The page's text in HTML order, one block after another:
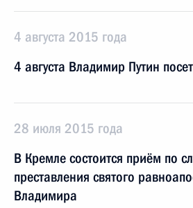
4 августа 2015 года
4 августа Владимир Путин
28 июля 2015 года
В Кремле состоится приём по
преставления святого
Владимира